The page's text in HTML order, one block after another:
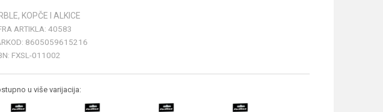
KOPČE I ALKICE
ARTIKLA: 40583
8605059615216
FXSL-011002
u više varijacija: